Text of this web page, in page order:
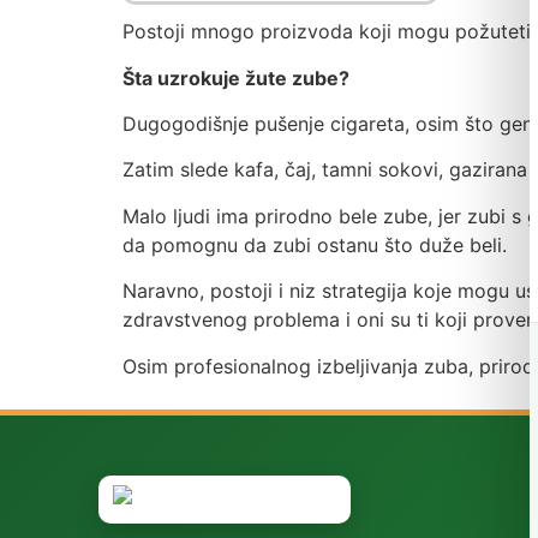
Postoji mnogo proizvoda koji mogu
Šta uzrokuje žute zube?
Dugogodišnje pušenje cigareta, osim što
Zatim slede kafa, čaj, tamni sokovi,
Malo ljudi ima prirodno bele zube, jer zubi s
da pomognu da zubi ostanu što duže beli.
Naravno, postoji i niz strategija koje mogu
zdravstvenog problema i oni su ti koji
Osim profesionalnog izbeljivanja zuba,